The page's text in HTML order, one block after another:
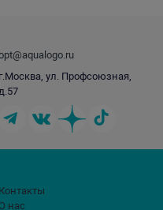
Контакты
О нас
г.Москва, ул. Профсоюзная,